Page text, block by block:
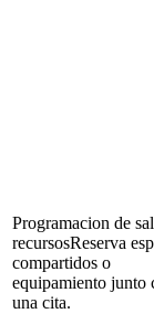
Programacion de
recursosReserva
compartidos o
equipamiento junto
una cita.